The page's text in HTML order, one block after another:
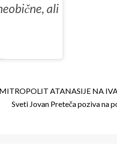
ali
MITROPOLIT ATANASIJE NA
Sveti Jovan Preteča poziva na